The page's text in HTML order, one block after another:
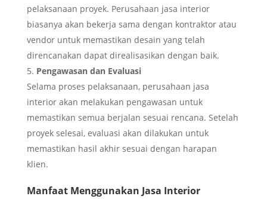
pelaksanaan proyek. Perusahaan jasa interior
biasanya akan bekerja sama dengan kontraktor atau
vendor untuk memastikan desain yang telah
direncanakan dapat direalisasikan dengan baik.
Pengawasan dan Evaluasi
Selama proses pelaksanaan, perusahaan jasa
interior akan melakukan pengawasan untuk
memastikan semua berjalan sesuai rencana. Setelah
proyek selesai, evaluasi akan dilakukan untuk
memastikan hasil akhir sesuai dengan harapan
klien.
Manfaat Menggunakan Jasa Interior